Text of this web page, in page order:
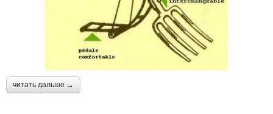
читать дальше →